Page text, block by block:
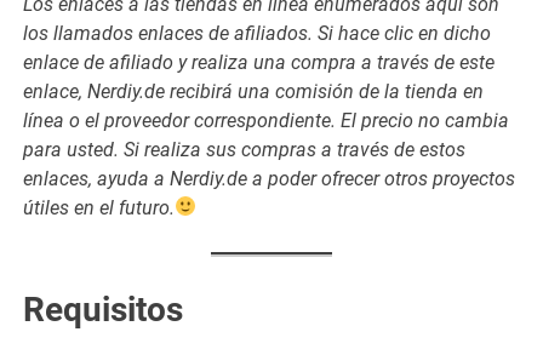
los llamados enlaces de afiliados. Si hace clic en dicho
enlace de afiliado y realiza una compra a través de este
enlace, Nerdiy.de recibirá una comisión de la tienda en
línea o el proveedor correspondiente. El precio no cambia
para usted. Si realiza sus compras a través de estos
enlaces, ayuda a Nerdiy.de a poder ofrecer otros proyectos
útiles en el futuro.
Requisitos